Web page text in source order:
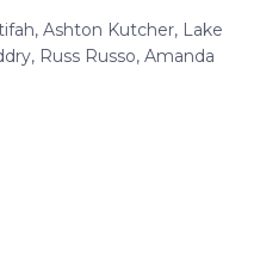
Ashton Kutcher, Lake
Russ Russo, Amanda